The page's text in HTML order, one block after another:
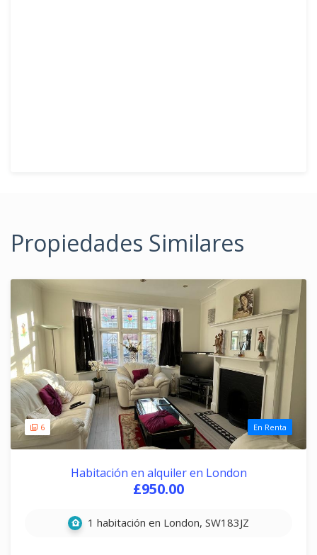
Propiedades Similares
6 En Renta
Habitación en alquiler en London
£950.00
1 habitación en London, SW183JZ